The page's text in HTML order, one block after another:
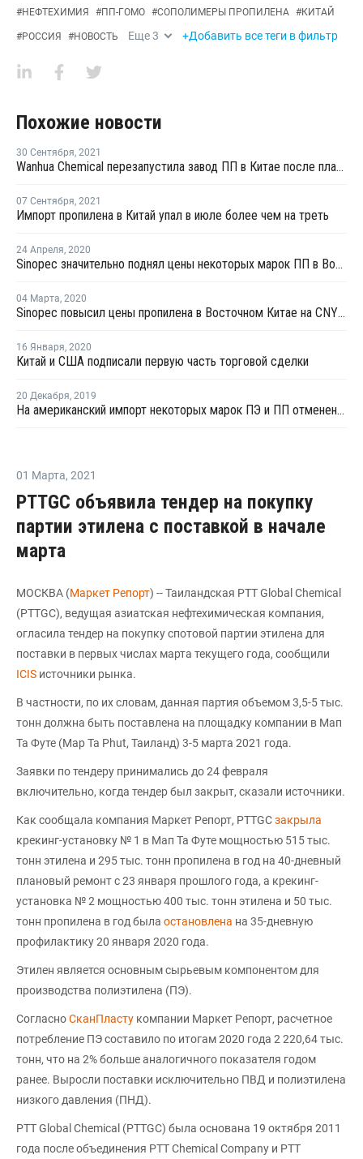
#НЕФТЕХИМИЯ #ПП-ГОМО #СОПОЛИМЕРЫ ПРОПИЛЕНА #КИТАЙ
#РОССИЯ #НОВОСТЬ Еще3 +Добавить все теги в фильтр
Похожие новости
30 Сентября, 2021
Wanhua Chemical перезапустила завод ПП в Китае после плановой профилактики
07 Сентября, 2021
Импорт пропилена в Китай упал в июле более чем на треть
24 Апреля, 2020
Sinopec значительно поднял цены некоторых марок ПП в Восточном Китае
04 Марта, 2020
Sinopec повысил цены пропилена в Восточном Китае на CNY100 за тонну
16 Января, 2020
Китай и США подписали первую часть торговой сделки
20 Декабря, 2019
На американский импорт некоторых марок ПЭ и ПП отменены пошлины со стороны Китая
01 Марта, 2021
PTTGC объявила тендер на покупку
партии этилена с поставкой в начале
марта
МОСКВА (Маркет Репорт) -- Таиландская PTT Global Chemical
(PTTGC), ведущая азиатская нефтехимическая компания,
огласила тендер на покупку спотовой партии этилена для
поставки в первых числах марта текущего года, сообщили
ICIS источники рынка.
В частности, по их словам, данная партия объемом 3,5-5 тыс.
тонн должна быть поставлена на площадку компании в Мап
Та Футе (Map Ta Phut, Таиланд) 3-5 марта 2021 года.
Заявки по тендеру принимались до 24 февраля
включительно, когда тендер был закрыт, сказали источники.
Как сообщала компания Маркет Репорт, PTTGCзакрыла
крекинг-установку № 1 в Мап Та Футе мощностью 515 тыс.
тонн этилена и 295 тыс. тонн пропилена в год на 40-дневный
плановый ремонт с 23 января прошлого года, а крекинг-
установка № 2 мощностью 400 тыс. тонн этилена и 50 тыс.
тонн пропилена в год была остановлена на 35-дневную
профилактику 20 января 2020 года.
Этилен является основным сырьевым компонентом для
производства полиэтилена (ПЭ).
СогласноСканПласту компании Маркет Репорт, расчетное
потребление ПЭ составило по итогам 2020 года 2 220,64 тыс.
тонн, что на 2% больше аналогичного показателя годом
ранее. Выросли поставки исключительно ПВД и полиэтилена
низкого давления (ПНД).
PTT Global Chemical (PTTGC) была основана 19 октября 2011
года после объединения PTT Chemical Company и PTT